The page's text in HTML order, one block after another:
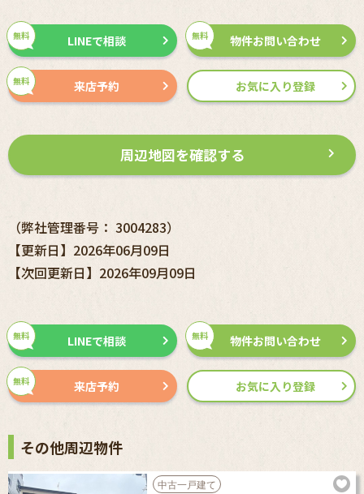
無料 物件お問い合わせ
無料 LINEで相談
無料 来店予約 お気に入り登録
周辺地図を確認する
（弊社管理番号： 3004283）
【更新日】2026年06月09日
【次回更新日】2026年09月09日
無料 物件お問い合わせ
無料 LINEで相談
無料 来店予約 お気に入り登録
その他周辺物件
中古一戸建て